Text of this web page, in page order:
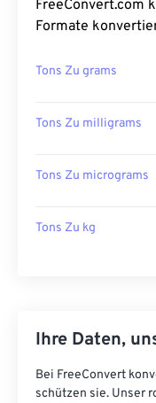
FreeConvert.com
Formate
Tons Zu grams
Tons Zu milligrams
Tons Zu micrograms
Tons Zu kg
Ihre Daten,
Bei FreeConvert
schützen sie. Unser